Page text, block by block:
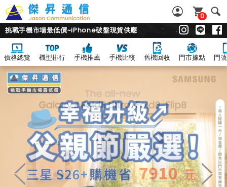
0
挑戰手機市場最低價~iPhone破盤現貨供應
價格總覽 機型排行 手機推薦 手機比較 舊機回收 門市據點 門